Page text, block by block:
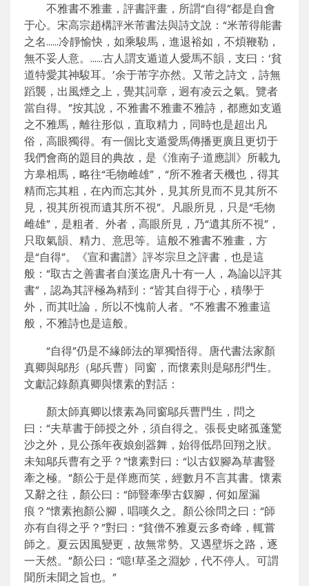
不雅書不雅畫，評書評畫，所謂“自得”都是自會
于心。宋高宗趙構評米芾書法與詩文說：“米芾得能書
之名……冷靜愉快，如乘駿馬，進退裕如，不煩鞭勒，
無不妥人意。……古人謂支遁道人愛馬不韻，支曰：‘貧
道特愛其神駿耳。’余于芾字亦然。又芾之詩文，詩無
蹈襲，出風煙之上，覺其詞章，迥有凌云之氣。覽者
當自得。”按其說，不雅書不雅畫不雅詩，都應如支遁
之不雅馬，離往形似，直取精力，同時也是超出凡
俗，高眼獨得。有一個比支遁愛馬傳播更廣且更切于
我們會商的題目的典故，是《淮南子·道應訓》所載九
方皋相馬，略往“毛物雌雄”，“所不雅者天機也，得其
精而忘其粗，在內而忘其外，見其所見而不見其所不
見，視其所視而遺其所不視”。凡眼所見，只是“毛物
雌雄”，是粗者、外者，高眼所見，乃“遺其所不視”，
只取氣韻、精力、意思等。這般不雅書不雅畫，方
是“自得”。《宣和書譜》評岑宗旦之評書，也是這
般：“取古之善書者自漢迄唐凡十有一人，為論以評其
書”，認為其評極為精到：“皆其自得于心，積學于
外，而其吐論，所以不愧前人者。”不雅書不雅畫這
般，不雅詩也是這般。
“自得”仍是不緣師法的單獨悟得。唐代書法家顏
真卿與鄔彤（鄔兵曹）同窗，而懷素則是鄔彤門生。
文獻記錄顏真卿與懷素的對話：
顏太師真卿以懷素為同窗鄔兵曹門生，問之
曰：“夫草書于師授之外，須自得之。張長史睹孤蓬驚
沙之外，見公孫年夜娘劍器舞，始得低昂回翔之狀。
未知鄔兵曹有之乎？”懷素對曰：“以古釵腳為草書豎
牽之極。”顏公于是佯應而笑，經數月不言其書。懷素
又辭之往，顏公曰：“師豎牽學古釵腳，何如屋漏
痕？”懷素抱顏公腳，唱嘆久之。顏公徐問之曰：“師
亦有自得之乎？”對曰：“貧僧不雅夏云多奇峰，輒嘗
師之。夏云因風變更，故無常勢。又遇壁坼之路，逐
一天然。”顏公曰：“噫!草圣之淵妙，代不停人。可謂
聞所未聞之旨也。”